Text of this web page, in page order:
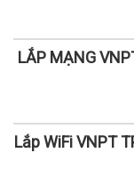
LẮP MẠNG
Lắp WiFi VNPT